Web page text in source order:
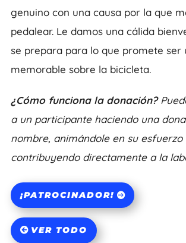
genuino con una causa por la que
pedalear. Le damos una cálida
se prepara para lo que promete ser
memorable sobre la bicicleta.
¿Cómo funciona la donación?
a un participante haciendo una
nombre, animándole en su esfuerzo
contribuyendo directamente a la
¡PATROCINADOR!
VER TODO